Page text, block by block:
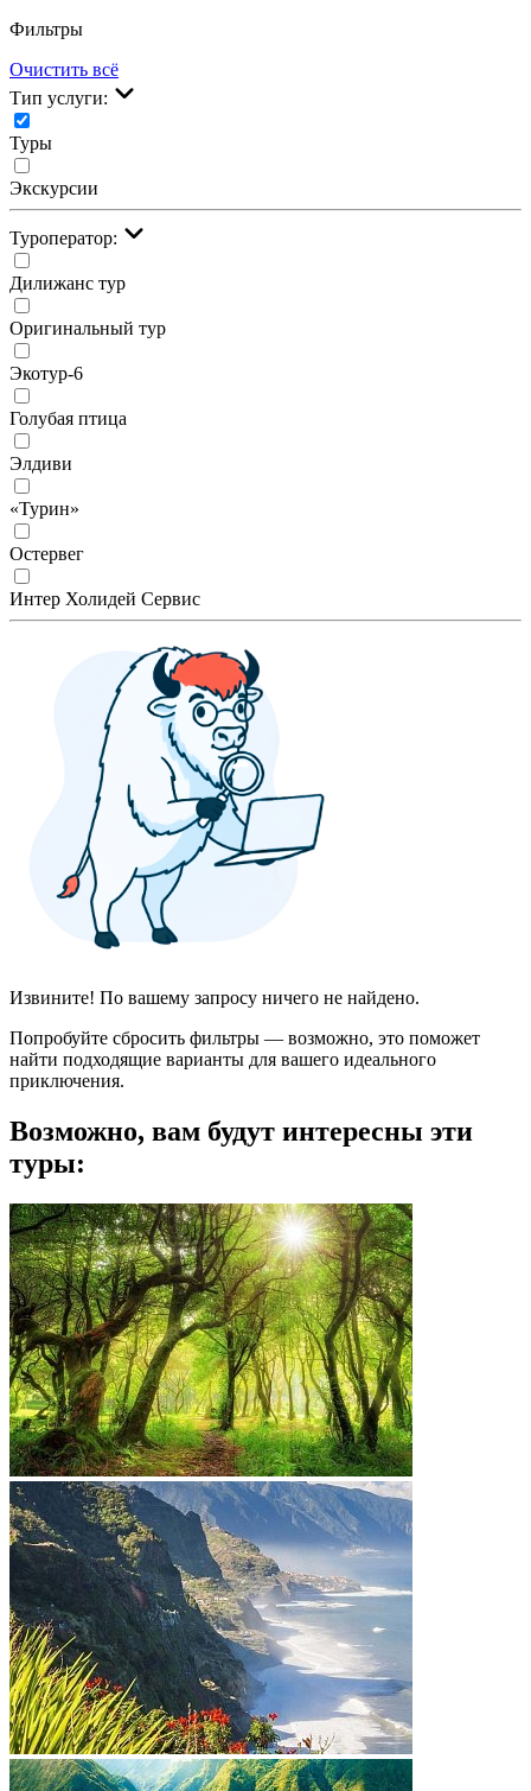
Фильтры
Очистить всё
Тип услуги:
Туры
Экскурсии
Туроператор:
Дилижанс тур
Оригинальный тур
Экотур-6
Голубая птица
Элдиви
«Турин»
Остервег
Интер Холидей Сервис
Извините! По вашему запросу ничего не найдено.
Попробуйте сбросить фильтры — возможно, это поможет
найти подходящие варианты для вашего идеального
приключения.
Возможно, вам будут интересны эти
туры: